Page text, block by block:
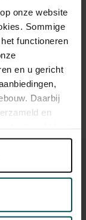
onze website
Sommige
functioneren
en u gericht
Daarbij
en
mogen
onze
kunt u uw
tevoren via de
over
bestelling. Wilt
op